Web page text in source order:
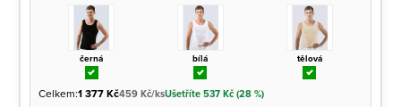
černá bílá tělová
Celkem:1 377 Kč459 Kč/ksUšetříte 537 Kč (28 %)